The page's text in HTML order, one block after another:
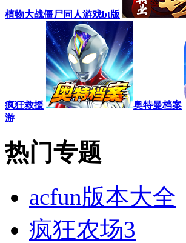
植物大战僵尸同人游戏bt版
疯狂救援 奥特曼档案
游
热门专题
acfun版本大全
疯狂农场3